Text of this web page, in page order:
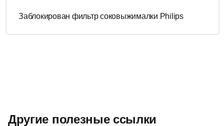
Заблокирован фильтр соковыжималки Philips
Другие полезные ссылки